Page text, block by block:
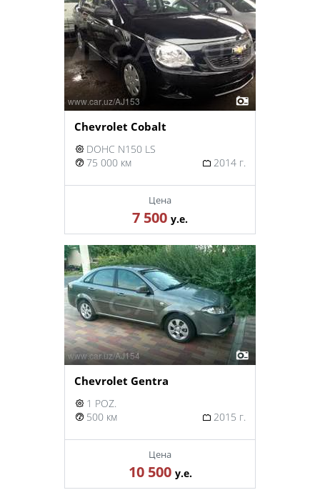
Chevrolet Cobalt
DOHC N150 LS
75 000 км
2014 г.
Цена
7 500 у.е.
Chevrolet Gentra
1 POZ.
500 км
2015 г.
Цена
10 500 у.е.